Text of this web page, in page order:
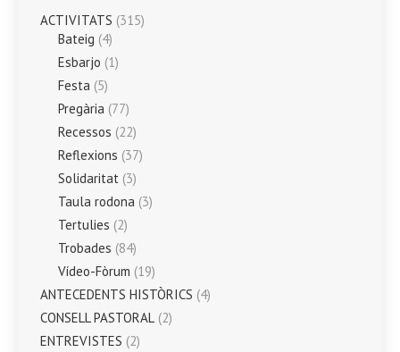
ACTIVITATS (315)
Bateig (4)
Esbarjo (1)
Festa (5)
Pregària (77)
Recessos (22)
Reflexions (37)
Solidaritat (3)
Taula rodona (3)
Tertulies (2)
Trobades (84)
Vídeo-Fòrum (19)
ANTECEDENTS HISTÒRICS (4)
CONSELL PASTORAL (2)
ENTREVISTES (2)